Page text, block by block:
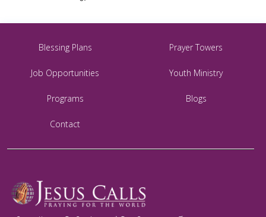
Blessing Plans Prayer Towers
Job Opportunities Youth Ministry
Programs Blogs
Contact